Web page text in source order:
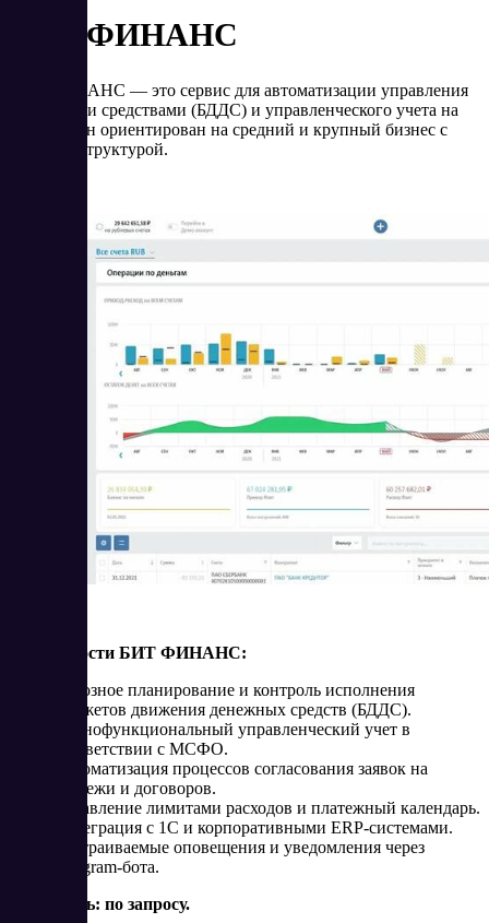
БИТ ФИНАНС
БИТ ФИНАНС — это сервис для автоматизации управления
денежными средствами (БДДС) и управленческого учета на
базе 1С. Он ориентирован на средний и крупный бизнес с
сложной структурой.
Возможности БИТ ФИНАНС:
Сквозное планирование и контроль исполнения
бюджетов движения денежных средств (БДДС).
Полнофункциональный управленческий учет в
соответствии с МСФО.
Автоматизация процессов согласования заявок на
платежи и договоров.
Управление лимитами расходов и платежный календарь.
Интеграция с 1С и корпоративными ERP-системами.
Настраиваемые оповещения и уведомления через
Telegram-бота.
Стоимость: по запросу.